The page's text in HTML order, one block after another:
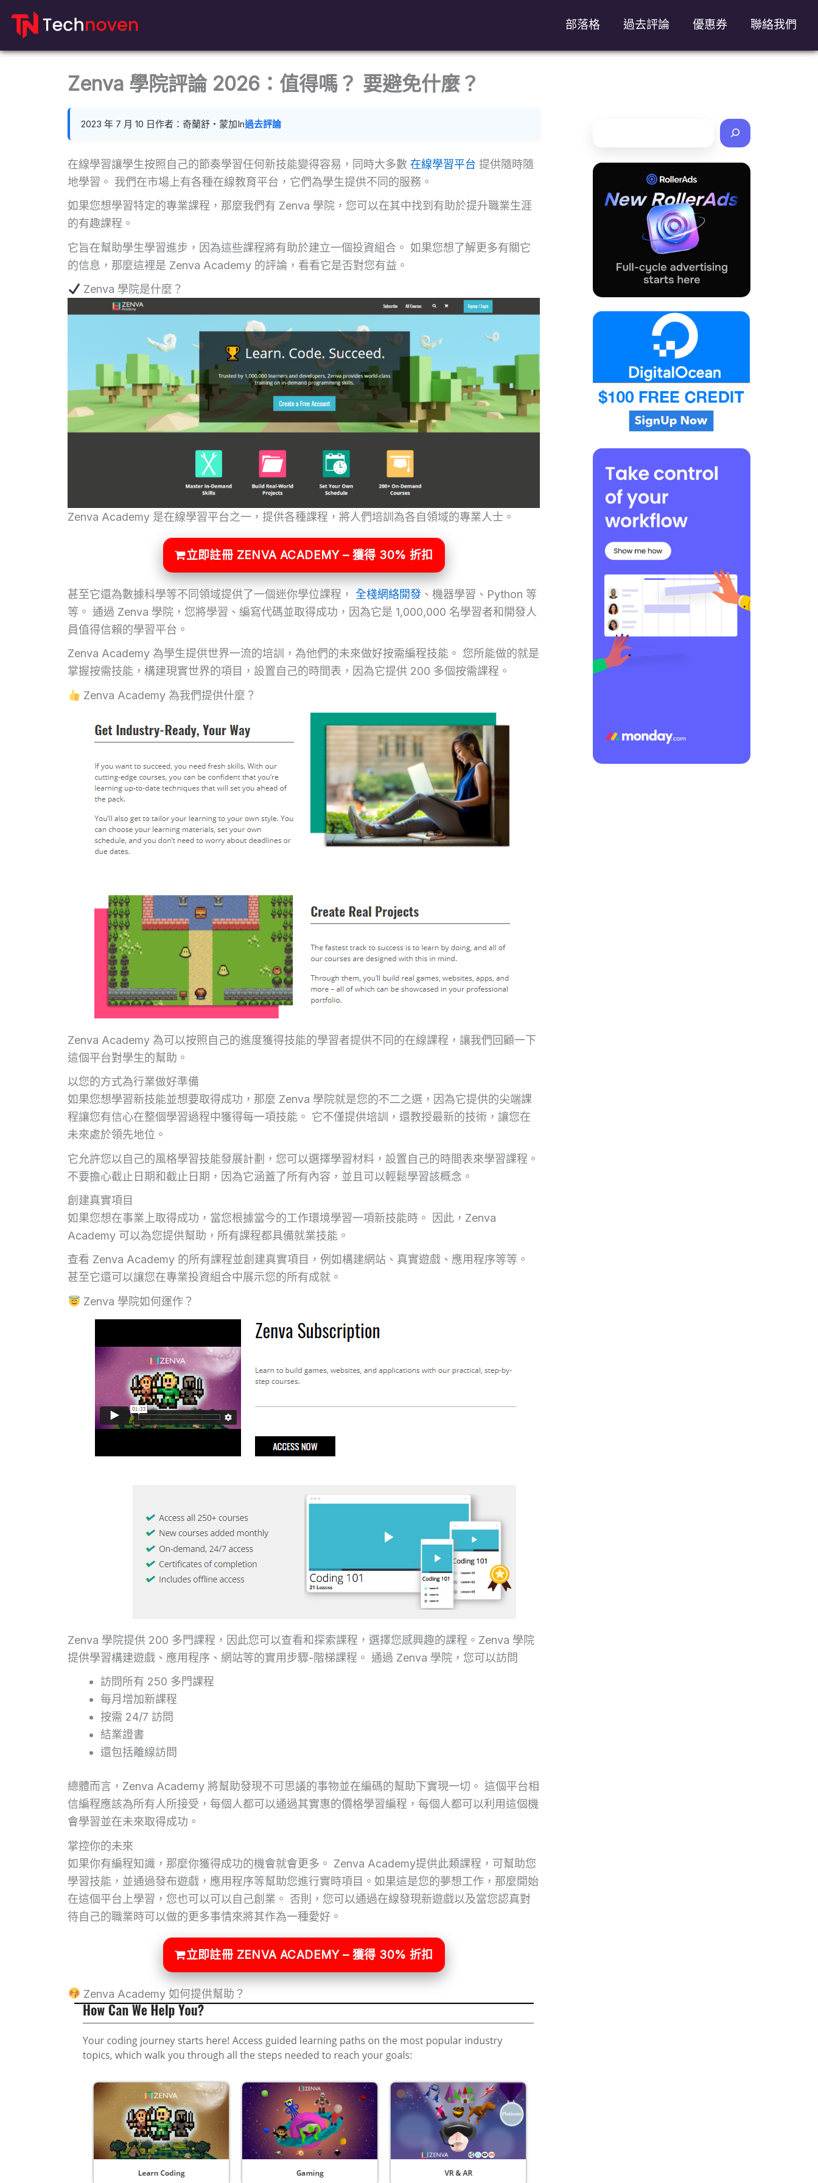
部落格 過去評論 優惠券 聯絡我們
Zenva 學院評論 2026：值得嗎？ 要避免什麼？
2023 年 7 月 10 日作者：奇蘭舒‧蒙加In過去評論
在線學習讓學生按照自己的節奏學習任何新技能變得容易，同時大多數在線學習平台 提供隨時隨
地學習。 我們在市場上有各種在線教育平台，它們為學生提供不同的服務。
如果您想學習特定的專業課程，那麼我們有 Zenva 學院，您可以在其中找到有助於提升職業生涯
的有趣課程。
它旨在幫助學生學習進步，因為這些課程將有助於建立一個投資組合。 如果您想了解更多有關它
的信息，那麼這裡是 Zenva Academy 的評論，看看它是否對您有益。
Zenva 學院是什麼？
Zenva Academy 是在線學習平台之一，提供各種課程，將人們培訓為各自領域的專業人士。
立即註冊 ZENVA ACADEMY – 獲得 30% 折扣
甚至它還為數據科學等不同領域提供了一個迷你學位課程，全棧網絡開發 、機器學習、Python 等
等。 通過 Zenva 學院，您將學習、編寫代碼並取得成功，因為它是 1,000,000 名學習者和開發人
員值得信賴的學習平台。
Zenva Academy 為學生提供世界一流的培訓，為他們的未來做好按需編程技能。 您所能做的就是
掌握按需技能，構建現實世界的項目，設置自己的時間表，因為它提供 200 多個按需課程。
Zenva Academy 為我們提供什麼？
Zenva Academy 為可以按照自己的進度獲得技能的學習者提供不同的在線課程，讓我們回顧一下
這個平台對學生的幫助。
以您的方式為行業做好準備
如果您想學習新技能並想要取得成功，那麼 Zenva 學院就是您的不二之選，因為它提供的尖端課
程讓您有信心在整個學習過程中獲得每一項技能。 它不僅提供培訓，還教授最新的技術，讓您在
未來處於領先地位。
它允許您以自己的風格學習技能發展計劃，您可以選擇學習材料，設置自己的時間表來學習課程。
不要擔心截止日期和截止日期，因為它涵蓋了所有內容，並且可以輕鬆學習該概念。
創建真實項目
如果您想在事業上取得成功，當您根據當今的工作環境學習一項新技能時。 因此，Zenva
Academy 可以為您提供幫助，所有課程都具備就業技能。
查看 Zenva Academy 的所有課程並創建真實項目，例如構建網站、真實遊戲、應用程序等等。
甚至它還可以讓您在專業投資組合中展示您的所有成就。
Zenva 學院如何運作？
Zenva 學院提供 200 多門課程，因此您可以查看和探索課程，選擇您感興趣的課程。Zenva 學院
提供學習構建遊戲、應用程序、網站等的實用步驟-階梯課程。 通過 Zenva 學院，您可以訪問
訪問所有 250 多門課程
每月增加新課程
按需 24/7 訪問
結業證書
還包括離線訪問
總體而言，Zenva Academy 將幫助發現不可思議的事物並在編碼的幫助下實現一切。 這個平台相
信編程應該為所有人所接受，每個人都可以通過其實惠的價格學習編程，每個人都可以利用這個機
會學習並在未來取得成功。
掌控你的未來
如果你有編程知識，那麼你獲得成功的機會就會更多。 Zenva Academy提供此類課程，可幫助您
學習技能，並通過發布遊戲，應用程序等幫助您進行實時項目。如果這是您的夢想工作，那麼開始
在這個平台上學習，您也可以可以自己創業。 否則，您可以通過在線發現新遊戲以及當您認真對
待自己的職業時可以做的更多事情來將其作為一種愛好。
立即註冊 ZENVA ACADEMY – 獲得 30% 折扣
Zenva Academy 如何提供幫助？